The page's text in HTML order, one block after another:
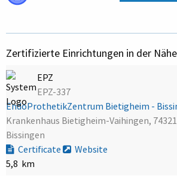
Zertifizierte Einrichtungen in der Nähe
EPZ
EPZ-337
EndoProthetikZentrum Bietigheim -
Krankenhaus Bietigheim-Vaihingen,
Bissingen
Certificate
Website
5,8 km